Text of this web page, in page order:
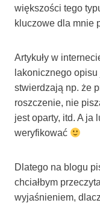
większości tego
kluczowe dla mnie
Artykuły w
lakonicznego
stwierdzają np. że
roszczenie, nie
jest oparty, itd. A ja
weryfikować
Dlatego na blogu
chciałbym
wyjaśnieniem,